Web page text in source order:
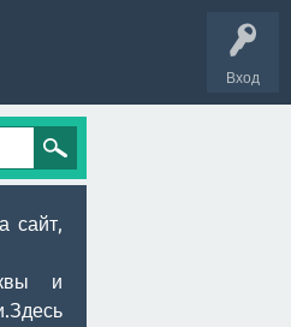
Вход
сайт,
и